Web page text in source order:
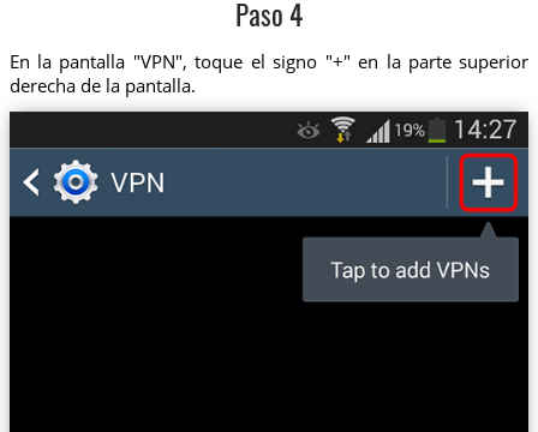
Paso 4
En la pantalla "VPN", toque el signo "+" en la parte superior
derecha de la pantalla.